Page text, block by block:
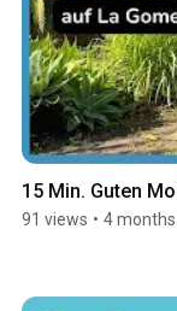
15 Min. Guten
91 views • 4